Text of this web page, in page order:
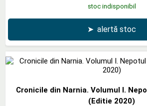
stoc indisponibil
➤ alertă stoc
Cronicile din Narnia. Volumul I.
(Editie 2020)